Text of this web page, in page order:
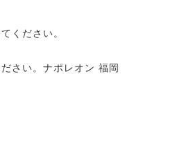
ください。
さい。ナポレオン 福岡